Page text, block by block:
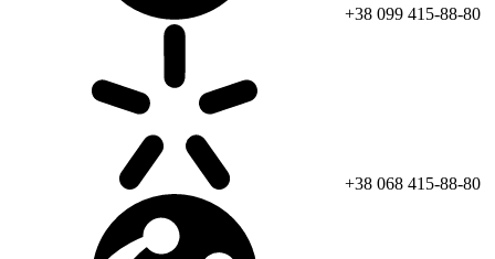
+38 099 415-88-80
+38 068 415-88-80